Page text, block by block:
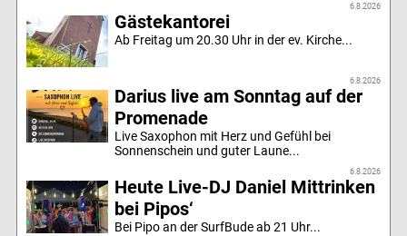
6.8.2026
Gästekantorei
Ab Freitag um 20.30 Uhr in der ev. Kirche...
6.8.2026
Darius live am Sonntag auf der
Promenade
Live Saxophon mit Herz und Gefühl bei
Sonnenschein und guter Laune...
6.8.2026
Heute Live-DJ Daniel Mittrinken
bei Pipos‘
Bei Pipo an der SurfBude ab 21 Uhr...